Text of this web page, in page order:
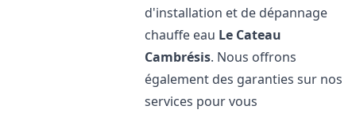
d'installation et de dépannage
chauffe eau Le Cateau
Cambrésis. Nous offrons
également des garanties sur nos
services pour vous